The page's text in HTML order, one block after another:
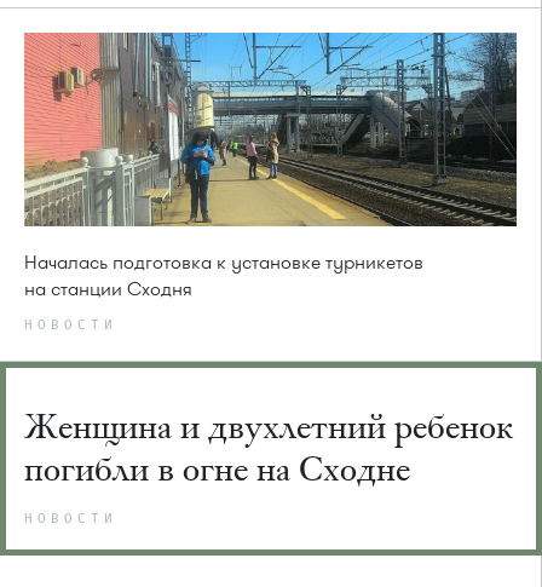
Началась подготовка к установке турникетов
на станции Сходня
НОВОСТИ
Женщина и двухлетний ребенок
погибли в огне на Сходне
НОВОСТИ